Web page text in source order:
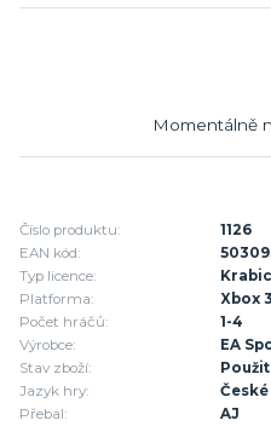
Momentálně
Číslo produktu:
1126
EAN kód:
Typ licence:
Platforma:
Xbox
Počet hráčů:
1-4
Výrobce:
EA
Stav zboží:
Jazyk hry:
Přebal:
AJ